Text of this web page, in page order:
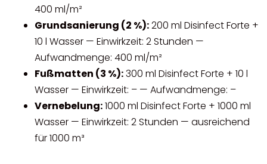
400 ml/m²
Grundsanierung (2 %):200 ml Disinfect Forte +
10 l Wasser — Einwirkzeit: 2 Stunden —
Aufwandmenge: 400 ml/m²
Fußmatten (3 %):300 ml Disinfect Forte + 10 l
Wasser — Einwirkzeit: – — Aufwandmenge: –
Vernebelung:1000 ml Disinfect Forte + 1000 ml
Wasser — Einwirkzeit: 2 Stunden — ausreichend
für 1000 m³